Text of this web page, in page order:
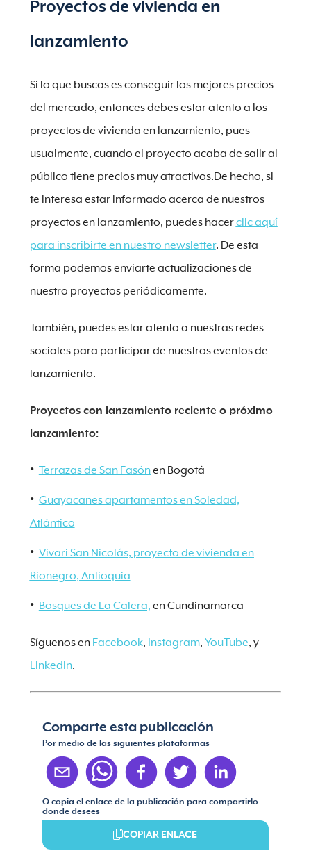
Proyectos de vivienda en
lanzamiento
Si lo que buscas es conseguir los mejores precios
del mercado, entonces debes estar atento a los
proyectos de vivienda en lanzamiento, pues
usualmente, cuando el proyecto acaba de salir al
público tiene precios muy atractivos.De hecho, si
te interesa estar informado acerca de nuestros
proyectos en lanzamiento, puedes hacerclic aquí
para inscribirte en nuestro newsletter. De esta
forma podemos enviarte actualizaciones de
nuestro proyectos periódicamente.
También, puedes estar atento a nuestras redes
sociales para participar de nuestros eventos de
lanzamiento.
Proyectos con lanzamiento reciente o próximo
lanzamiento:
Terrazas de San Fasónen Bogotá
Guayacanes apartamentosen Soledad,
Atlántico
Vivari San Nicolás, proyecto de vivienda en
Rionegro, Antioquia
Bosques de La Calera, en Cundinamarca
Síguenos en Facebook, Instagram, YouTube, y
LinkedIn.
Comparte esta publicación
Por medio de las siguientes plataformas
O copia el enlace de la publicación para compartirlo
donde desees
COPIAR ENLACE